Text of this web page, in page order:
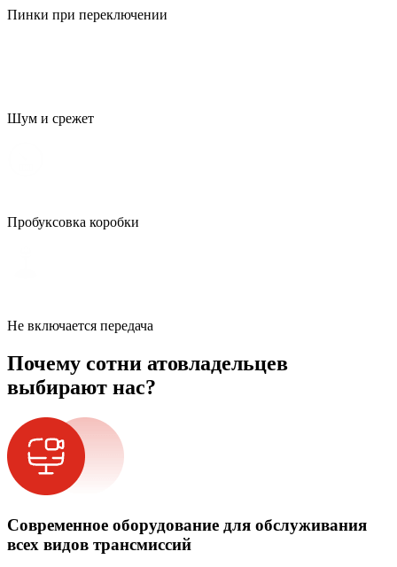
Пинки при переключении
Шум и срежет
Пробуксовка коробки
Не включается передача
Почему сотни атовладельцев
выбирают нас?
Современное оборудование для обслуживания
всех видов трансмиссий